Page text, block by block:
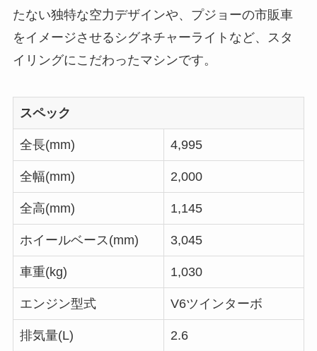
たない独特な空力デザインや、プジョーの市販車
をイメージさせるシグネチャーライトなど、スタ
イリングにこだわったマシンです。
スペック
全長(mm) 4,995
全幅(mm) 2,000
全高(mm) 1,145
ホイールベース(mm) 3,045
車重(kg) 1,030
エンジン型式 V6ツインターボ
排気量(L) 2.6